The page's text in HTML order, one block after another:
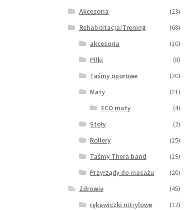
Akcesoria
(23)
Rehabilitacja/Trening
(68)
akcesoria
(10)
Piłki
(8)
Taśmy oporowe
(20)
Maty
(21)
ECO maty
(4)
Stoły
(2)
Rollery
(15)
Taśmy Thera band
(19)
Przyrządy do masażu
(20)
Zdrowie
(45)
rękawiczki nitrylowe
(12)